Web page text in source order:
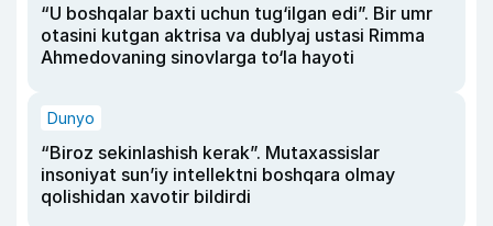
“U boshqalar baxti uchun tug‘ilgan edi”. Bir umr
otasini kutgan aktrisa va dublyaj ustasi Rimma
Ahmedovaning sinovlarga to‘la hayoti
Dunyo
“Biroz sekinlashish kerak”. Mutaxassislar
insoniyat sun’iy intellektni boshqara olmay
qolishidan xavotir bildirdi